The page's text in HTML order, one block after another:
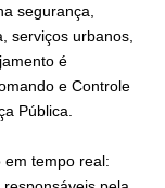
segurança,
serviços urbanos,
é
e Controle
Pública.
em tempo real: